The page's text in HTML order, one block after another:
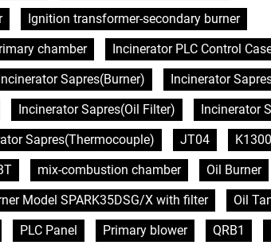
Ignition transformer-secondary burner
chamber
Incinerator PLC Control
Incinerator Sapres(Burner)
Incinerator
Incinerator Sapres(Oil Filter)
Incinerator
Sapres(Thermocouple) JT04 K1300
mix-combustion chamber Oil Burner
Model SPARK35DSG/X with filter Oil
PLC Panel Primary blower QRB1